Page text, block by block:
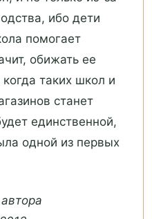
ибо дети
помогает
обижать ее
таких школ и
станет
единственной,
одной из первых